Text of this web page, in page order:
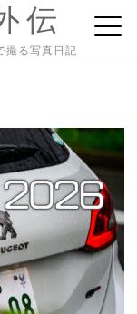
伝
撮る写真日記